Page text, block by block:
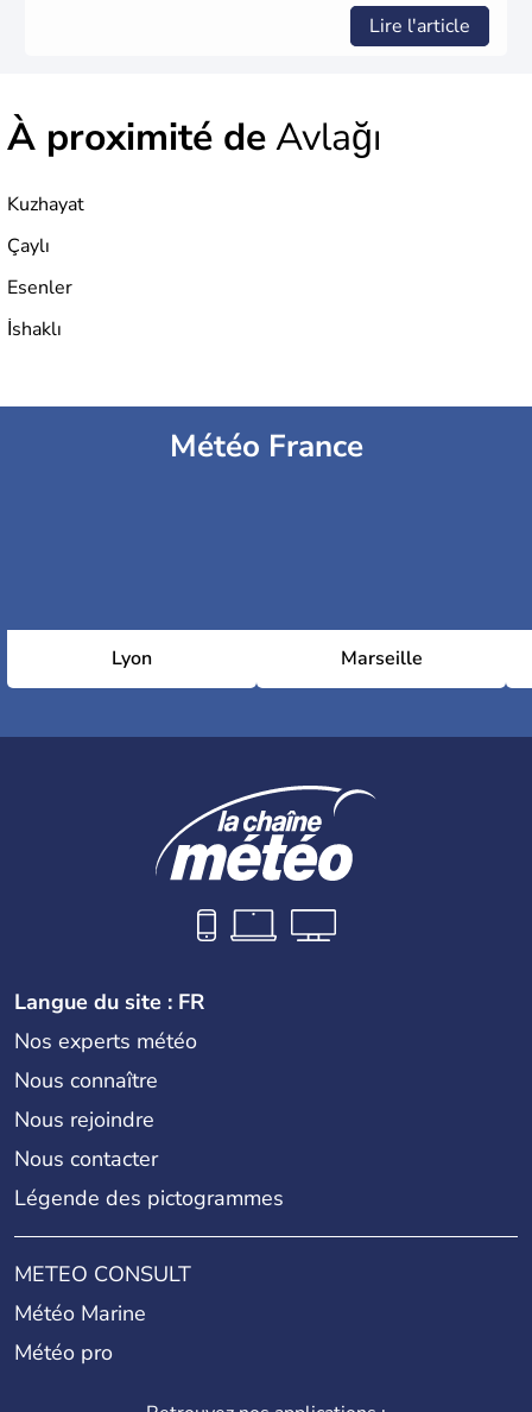
Lire l'article
À proximité deAvlağı
Kuzhayat
Çaylı
Esenler
İshaklı
Météo France
Lyon Marseille
Langue du site : FR
Nos experts météo
Nous connaître
Nous rejoindre
Nous contacter
Légende des pictogrammes
METEO CONSULT
Météo Marine
Météo pro